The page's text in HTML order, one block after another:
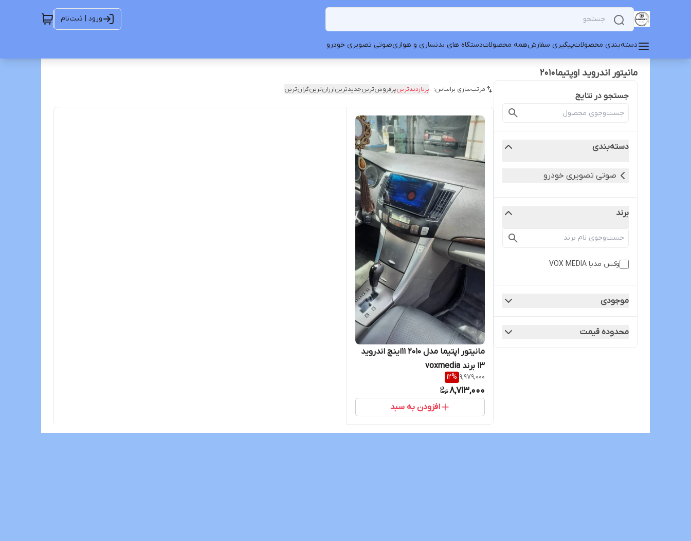
ورود | ثبت‌نام
دسته‌بندی محصولاتپیگیری سفارشهمه محصولاتدستگاه های بدنسازی و هوازیصوتی تصویری خودرو
مانیتور اندروید اوپتیما۲۰۱۰
جستجو در نتایج
دسته‌بندی
صوتی تصویری خودرو
برند
وکس مدیا VOX MEDIA
موجودی
محدوده قیمت
مرتب‌سازی براساس: پربازدیدترینپرفروش‌ترینجدیدترینارزان‌ترینگران‌ترین
مانیتور اپتیما مدل ۲۰۱۰ 11اینچ اندروید
۱۳ برند voxmedia
9,979,000
12%
8,713,000
افزودن به سبد